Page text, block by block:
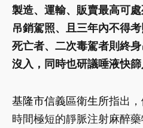
製造、運輸、販賣最高可
吊銷駕照、且三年內不得
死亡者、二次毒駕者則終
沒入，同時也研議唾液快篩
基隆市信義區衛生所指出
時間極短的靜脈注射麻醉